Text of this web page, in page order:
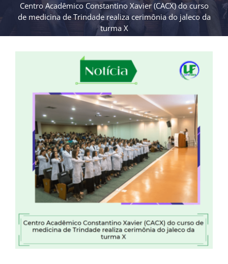
Centro Acadêmico Constantino Xavier (CACX) do curso
de medicina de Trindade realiza cerimônia do jaleco da
turma X